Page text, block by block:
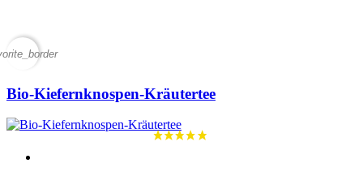
Bio-Kiefernknospen-Kräutertee